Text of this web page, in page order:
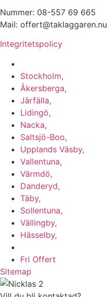
Nummer: 08-557 69 665
Mail: offert@taklaggaren.nu
Integritetspolicy
Stockholm,
Åkersberga,
Järfälla,
Lidingö,
Nacka,
Saltsjö-Boo,
Upplands Väsby,
Vallentuna,
Värmdö,
Danderyd,
Täby,
Sollentuna,
Vällingby,
Hässelby,
Fri Offert
Sitemap